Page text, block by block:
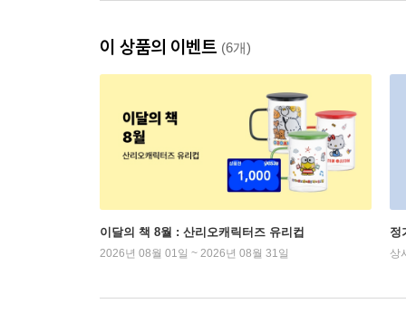
이 상품의 이벤트 (6개)
이달의 책 8월 : 산리오캐릭터즈 유리컵
2026년 08월 01일 ~ 2026년 08월 31일
정
상